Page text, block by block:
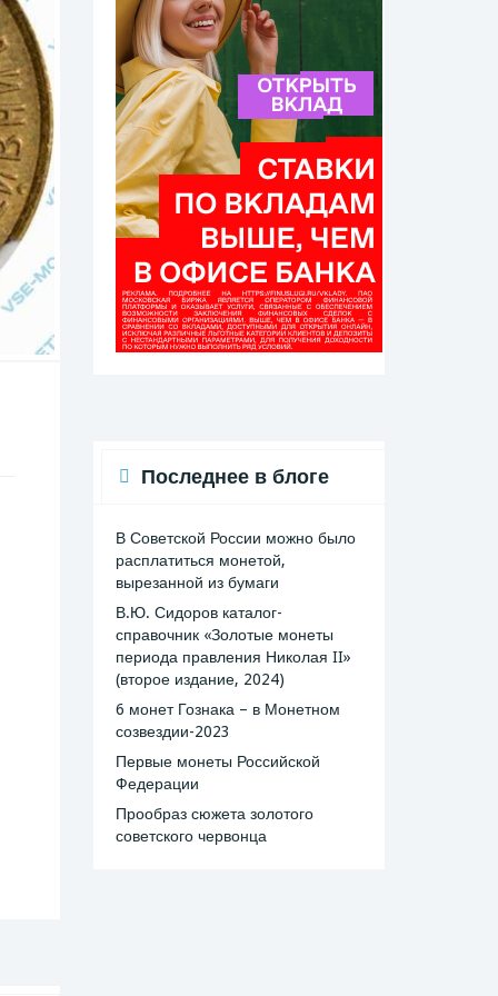
Последнее в блоге
В Советской России можно было
расплатиться монетой,
вырезанной из бумаги
В.Ю. Сидоров каталог-
справочник «Золотые монеты
периода правления Николая II»
(второе издание, 2024)
6 монет Гознака – в Монетном
созвездии-2023
Первые монеты Российской
Федерации
Прообраз сюжета золотого
советского червонца